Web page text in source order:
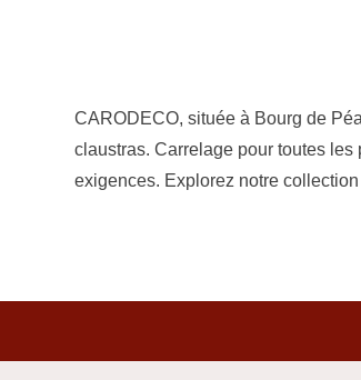
CARODECO, située à Bourg de
claustras. Carrelage pour toutes
exigences. Explorez notre